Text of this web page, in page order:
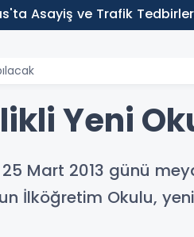
Asayiş ve Trafik
Yeni
Mart 2013 günü
İlköğretim Okulu,